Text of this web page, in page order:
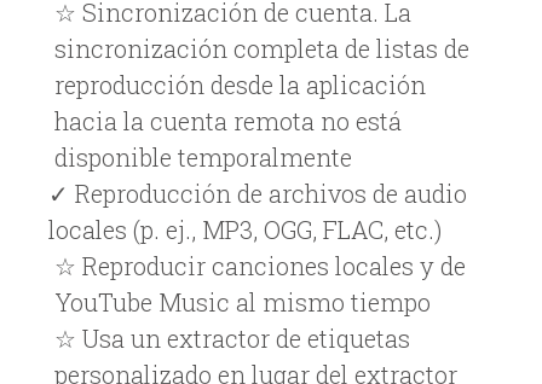
☆ Sincronización de cuenta. La
sincronización completa de listas de
reproducción desde la aplicación
hacia la cuenta remota no está
disponible temporalmente
✓ Reproducción de archivos de audio
locales (p. ej., MP3, OGG, FLAC, etc.)
☆ Reproducir canciones locales y de
YouTube Music al mismo tiempo
☆ Usa un extractor de etiquetas
personalizado en lugar del extractor